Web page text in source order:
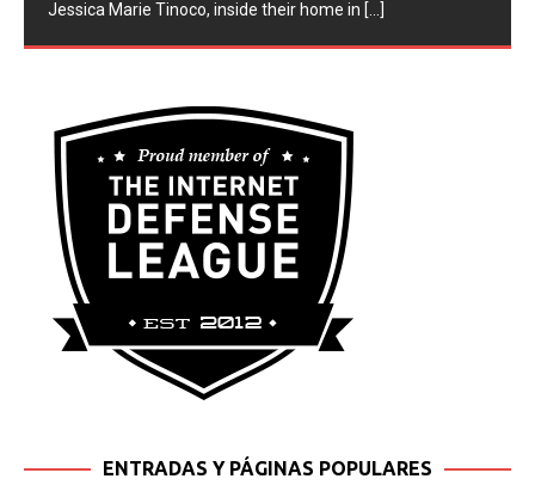
Jessica Marie Tinoco, inside their home in [...]